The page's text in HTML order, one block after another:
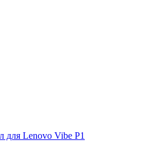
для Lenovo Vibe P1